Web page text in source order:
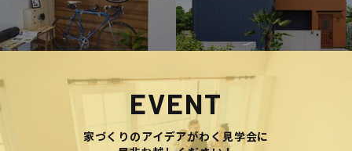
EVENT
家づくりのアイデアがわく見学会に